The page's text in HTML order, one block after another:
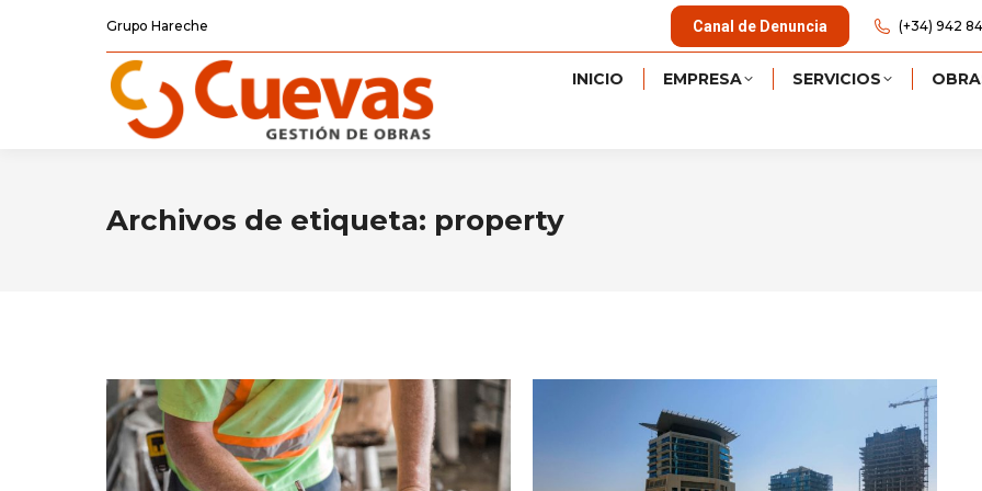
Grupo Hareche Canal de Denuncia (+34) 942
INICIO EMPRESA SERVICIOS
Archivos de etiqueta: property